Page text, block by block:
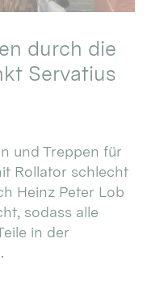
durch die
Servatius
und Treppen für
Rollator schlecht
Heinz Peter Lob
sodass alle
in der